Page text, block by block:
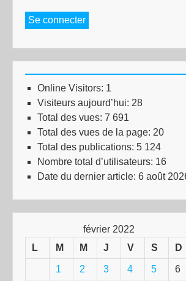
Se connecter
Online Visitors: 1
Visiteurs aujourd’hui: 28
Total des vues: 7 691
Total des vues de la page: 20
Total des publications: 5 124
Nombre total d’utilisateurs: 16
Date du dernier article: 6 août
février 2022
L
M M J V S D
1 2 3 4 5 6